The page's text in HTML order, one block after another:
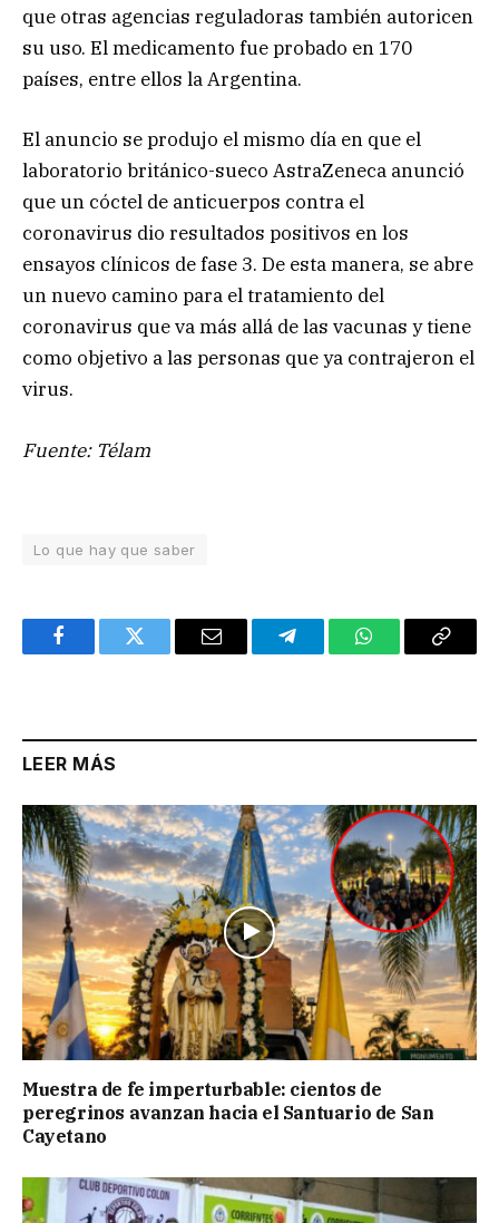
que otras agencias reguladoras también autoricen
su uso. El medicamento fue probado en 170
países, entre ellos la Argentina.
El anuncio se produjo el mismo día en que el
laboratorio británico-sueco AstraZeneca anunció
que un cóctel de anticuerpos contra el
coronavirus dio resultados positivos en los
ensayos clínicos de fase 3. De esta manera, se abre
un nuevo camino para el tratamiento del
coronavirus que va más allá de las vacunas y tiene
como objetivo a las personas que ya contrajeron el
virus.
Fuente: Télam
Lo que hay que saber
FacebookTwitter Email TelegramWhatsAppCopy
LEER MÁS
Muestra de fe imperturbable: cientos de
peregrinos avanzan hacia el Santuario de San
Cayetano